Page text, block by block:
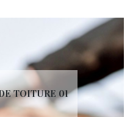
TOITURE 01